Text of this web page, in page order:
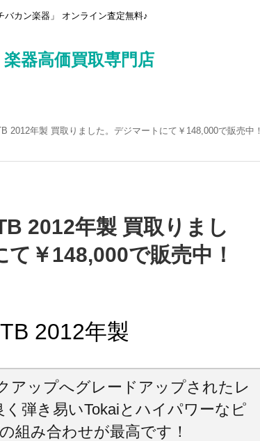
カン楽器」 オンライン査定無料♪
楽器高価買取専門店
2012年製 買取りました。デジマートにて￥148,000で販売中！
2012年製 買取りまし
￥148,000で販売中！
2012年製
アップへグレードアップされたレ
弾き易いTokaiとハイパワーなピ
組み合わせが最高です！